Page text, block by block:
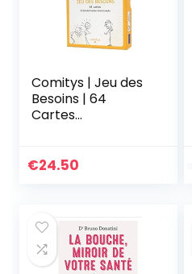
Comitys | Jeu des
Besoins | 64
Cartes
Outil Pédagogique
Besoins | Coaching,
Formations,
Thérapie, Écoles
€24.50